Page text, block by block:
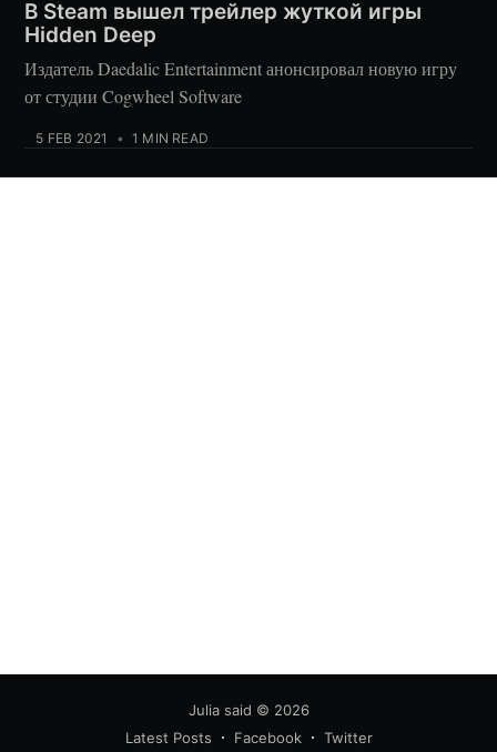
В Steam вышел трейлер жуткой игры
Hidden Deep
Издатель Daedalic Entertainment анонсировал новую игру
от студии Cogwheel Software
5 FEB 2021 • 1 MIN READ
Julia said © 2026
Latest Posts
Facebook Twitter